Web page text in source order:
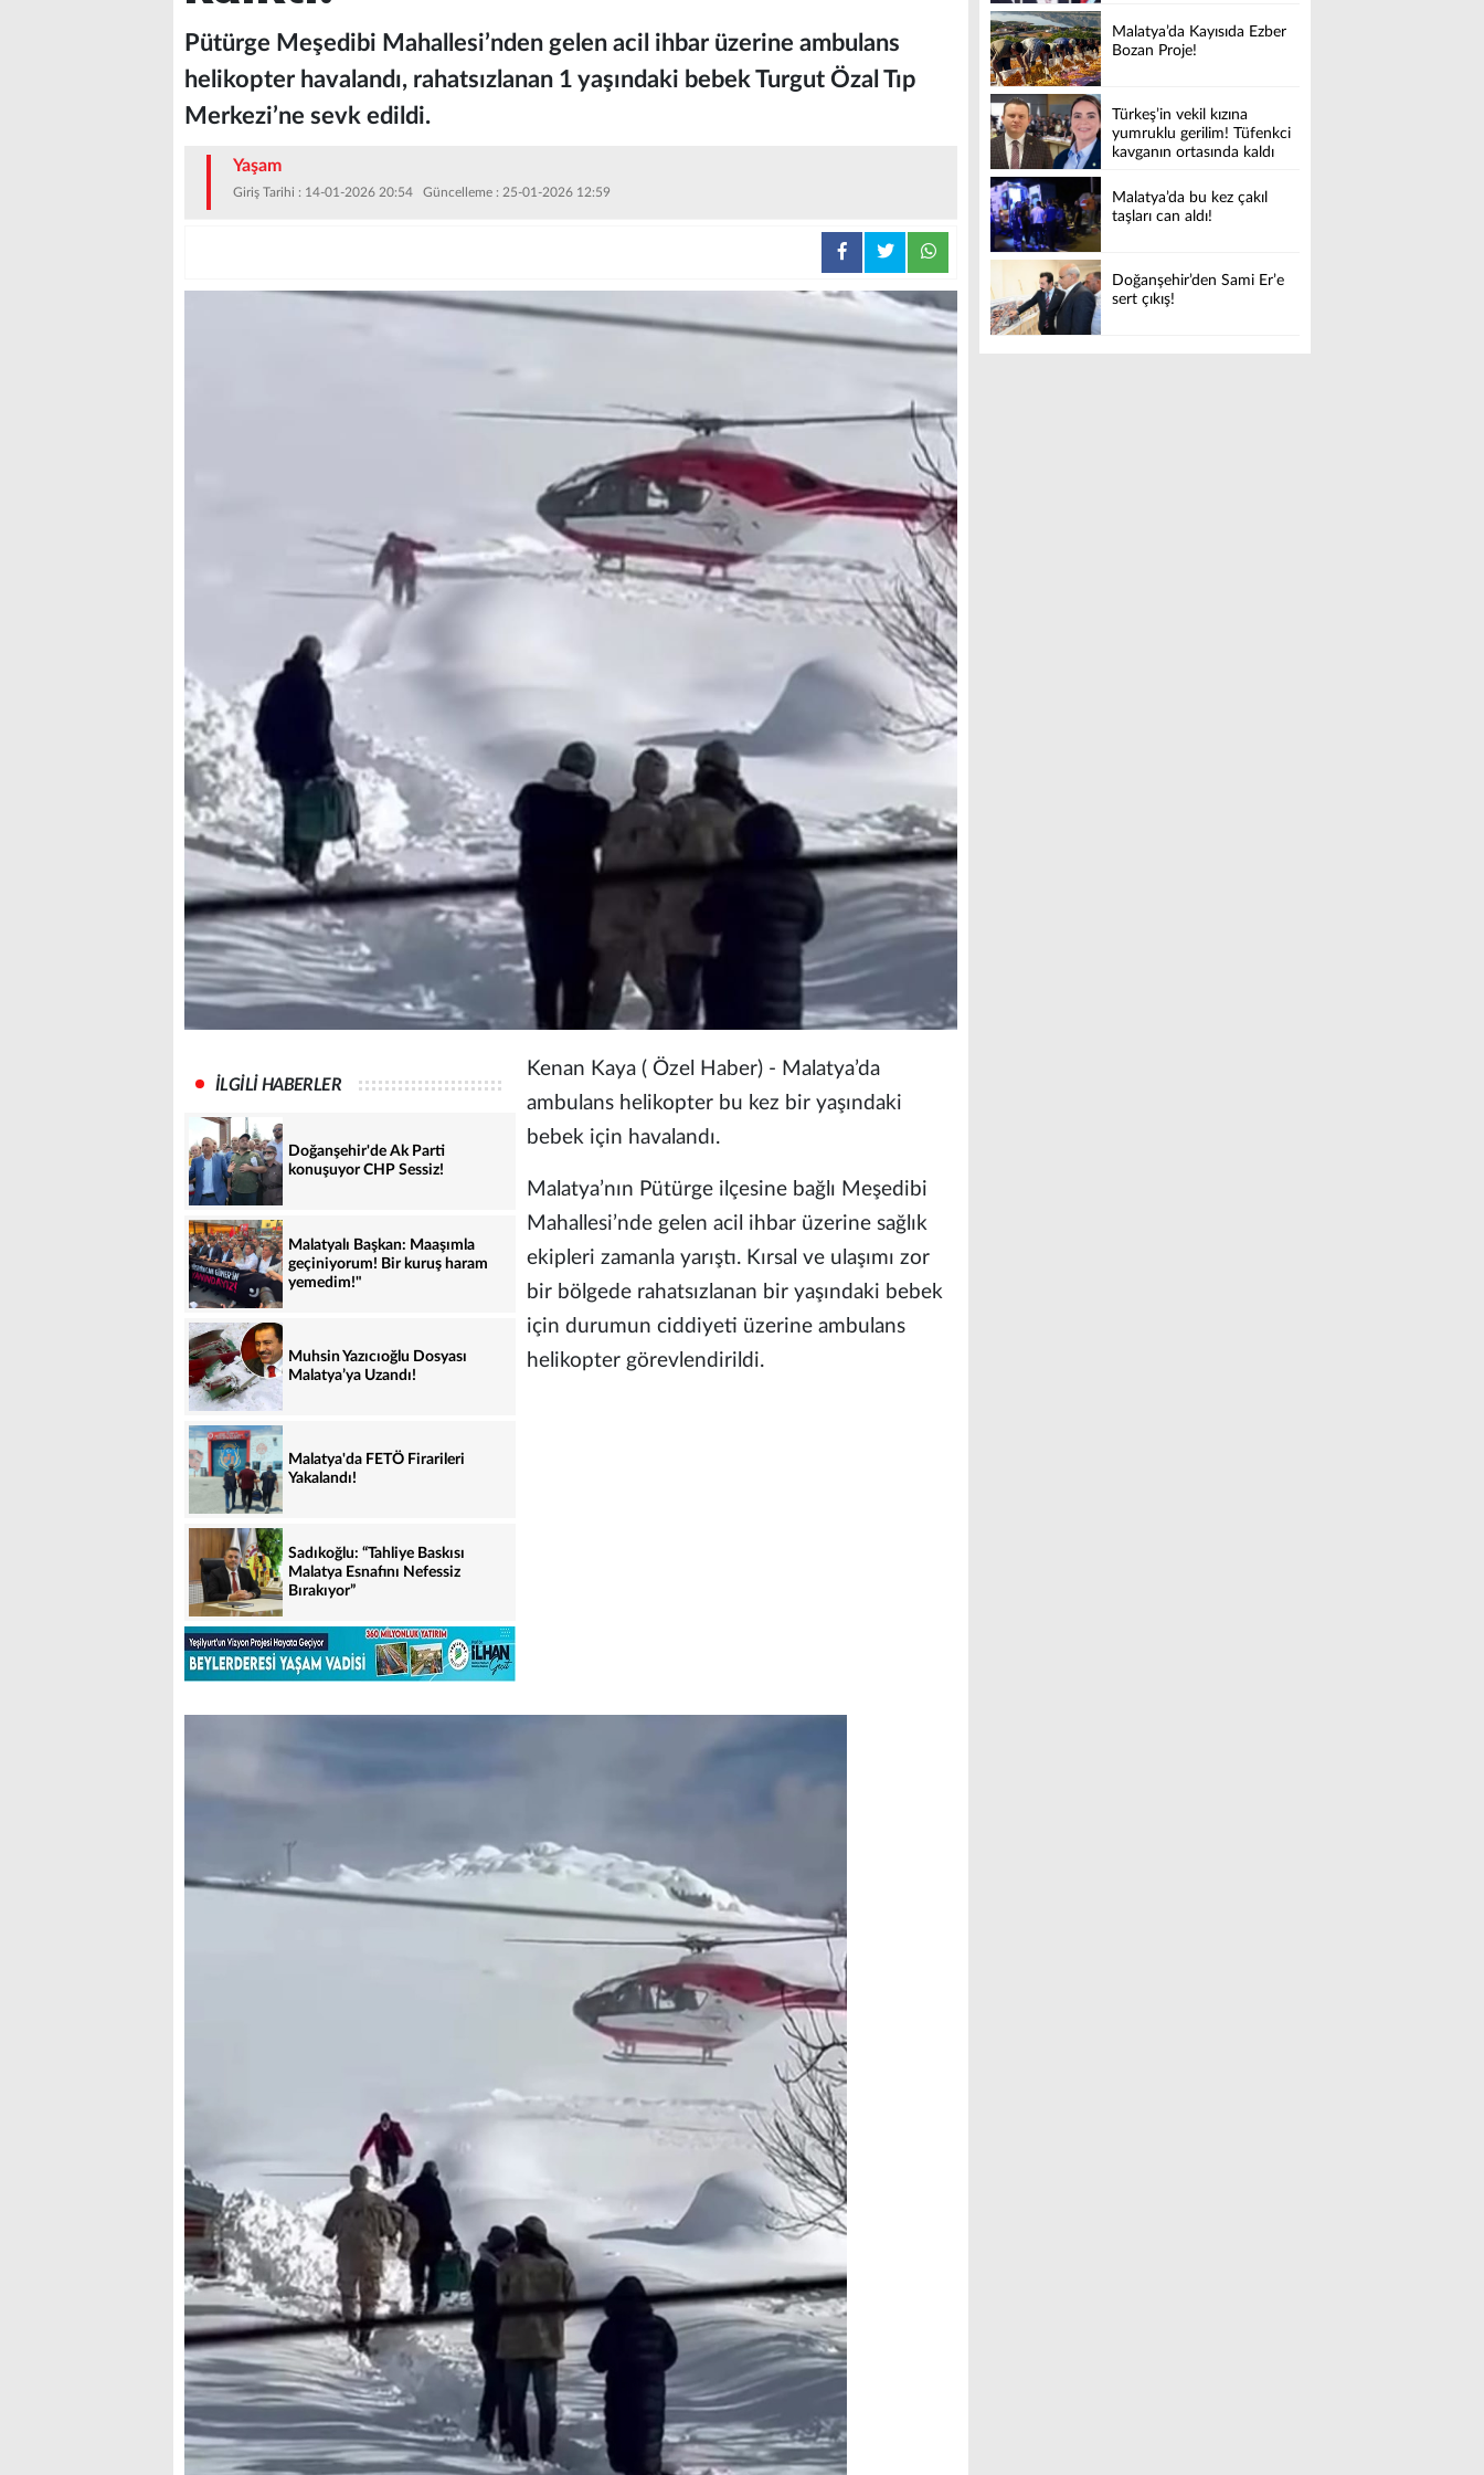
Pütürge Meşedibi Mahallesi’nden gelen acil ihbar üzerine ambulans
helikopter havalandı, rahatsızlanan 1 yaşındaki bebek Turgut Özal Tıp
Merkezi’ne sevk edildi.
Yaşam
Giriş Tarihi : 14-01-2026 20:54 Güncelleme : 25-01-2026 12:59
İLGİLİ HABERLER
Doğanşehir'de Ak Parti
konuşuyor CHP Sessiz!
Malatyalı Başkan: Maaşımla
geçiniyorum! Bir kuruş haram
yemedim!"
Muhsin Yazıcıoğlu Dosyası
Malatya’ya Uzandı!
Malatya'da FETÖ Firarileri
Yakalandı!
Sadıkoğlu: “Tahliye Baskısı
Malatya Esnafını Nefessiz
Bırakıyor”
Kenan Kaya ( Özel Haber) - Malatya’da
ambulans helikopter bu kez bir yaşındaki
bebek için havalandı.
Malatya’nın Pütürge ilçesine bağlı Meşedibi
Mahallesi’nde gelen acil ihbar üzerine sağlık
ekipleri zamanla yarıştı. Kırsal ve ulaşımı zor
bir bölgede rahatsızlanan bir yaşındaki bebek
için durumun ciddiyeti üzerine ambulans
helikopter görevlendirildi.
Malatya’da Kayısıda Ezber
Bozan Proje!
Türkeş’in vekil kızına
yumruklu gerilim! Tüfenkci
kavganın ortasında kaldı
Malatya’da bu kez çakıl
taşları can aldı!
Doğanşehir’den Sami Er’e
sert çıkış!